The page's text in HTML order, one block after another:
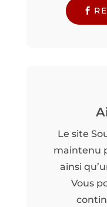
Le site
maintenu
ainsi
Vous